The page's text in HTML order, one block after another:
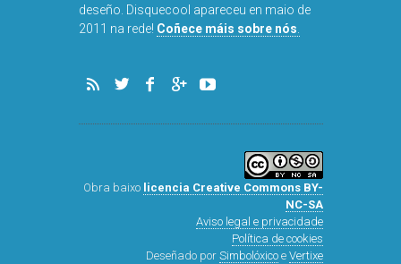
Disquecool é o primeiro
medio de tendencias made
in Galicia, no que falamos
de música, letras, estilos de vida,
tecnoloxía, marketing, moda ou arte e